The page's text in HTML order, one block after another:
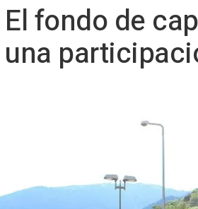
El fondo de
una